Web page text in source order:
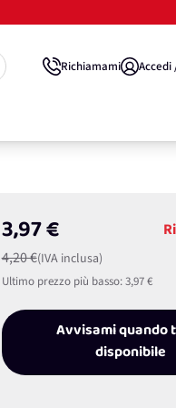
Richiamami
3,97 €
4,20 €(IVA inclusa)
Ultimo prezzo più basso:3,97 €
Avvisami quando
disponibile